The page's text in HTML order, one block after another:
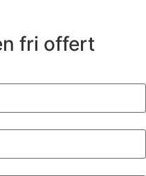
fri offert